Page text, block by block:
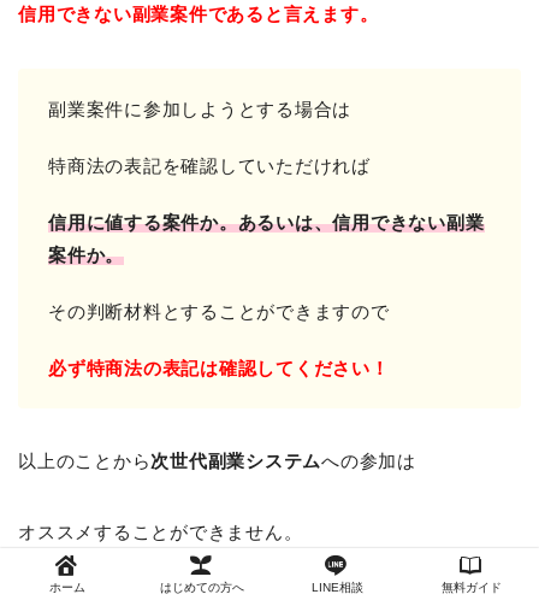
信用できない副業案件であると言えます。
副業案件に参加しようとする場合は
特商法の表記を確認していただければ
信用に値する案件か。あるいは、信用できない副業
案件か。
その判断材料とすることができますので
必ず特商法の表記は確認してください！
以上のことから次世代副業システムへの参加は
オススメすることができません。
ホーム はじめての方へ LINE相談 無料ガイド